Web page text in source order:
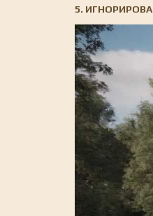
5.